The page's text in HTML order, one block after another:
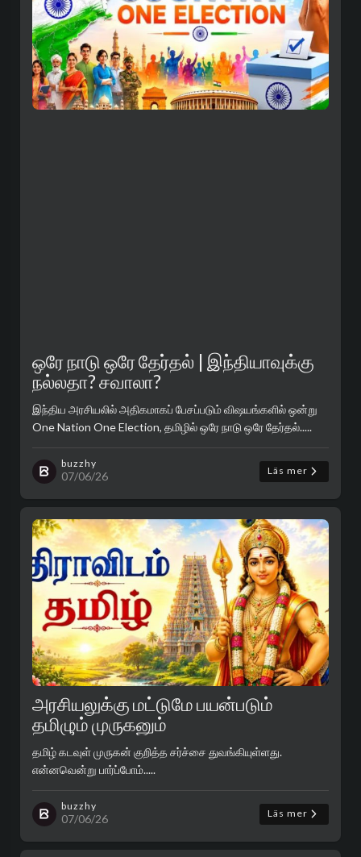
ஒரே நாடு ஒரே தேர்தல் | இந்தியாவுக்கு
நல்லதா? சவாலா?
இந்திய அரசியலில் அதிகமாகப் பேசப்படும் விஷயங்களில் ஒன்று
One Nation One Election, தமிழில் ஒரே நாடு ஒரே தேர்தல்.....
buzzhy
07/06/26 Läs mer
அரசியலுக்கு மட்டுமே பயன்படும்
தமிழும் முருகனும்
தமிழ் கடவுள் முருகன் குறித்த சர்ச்சை துவங்கியுள்ளது.
என்னவென்று பார்ப்போம்.....
buzzhy
07/06/26 Läs mer